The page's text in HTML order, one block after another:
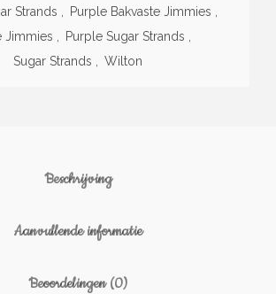
Strands
Purple Bakvaste Jimmies
Jimmies
Purple Sugar Strands
Sugar Strands
Wilton
Beschrijving
Aanvullende informatie
Beoordelingen (0)